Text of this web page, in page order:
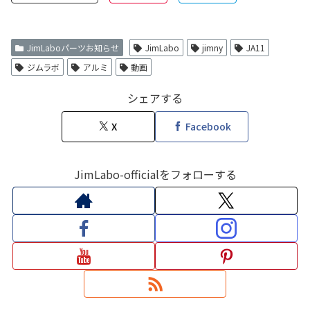
JimLaboパーツお知らせ JimLabo jimny
JA11
ジムラボ
アルミ 動画
シェアする
X Facebook
JimLabo-officialをフォローする